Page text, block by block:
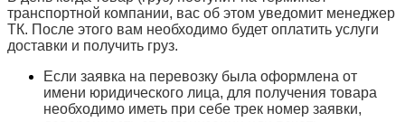
транспортной компании, вас об этом уведомит менеджер
ТК. После этого вам необходимо будет оплатить услуги
доставки и получить груз.
Если заявка на перевозку была оформлена от
имени юридического лица, для получения товара
необходимо иметь при себе трек номер заявки,